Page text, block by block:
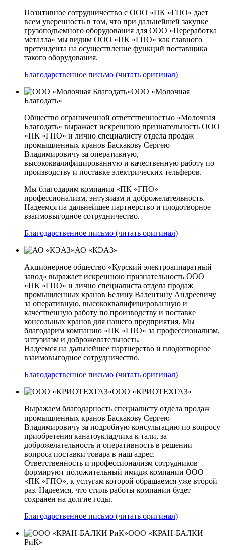
Позитивное сотрудничество с ООО «ПК «ГПО» дает
всем уверенность в том, что при дальнейшей закупке
грузоподъемного оборудования для ООО «Переработка
металла» мы видим ООО «ПК «ГПО» как главного
претендента на осуществление функций поставщика
такого оборудования.
Благодарственное письмо (читать оригинал)
ООО «Молочная
Благодать»
Общество ограниченной ответственностью «Молочная
Благодать» выражает искреннюю признательность ООО
«ПК «ГПО» и лично специалисту отдела продаж
промышленных кранов Баскакову Сергею
Владимировичу за оперативную,
высококвалифицированную и качественную работу по
производству и поставке электрических тельферов.
Мы благодарим компания «ПК «ГПО»
профессионализм, энтузиазм и доброжелательность.
Надеемся па дальнейшее партнерство и плодотворное
взаимовыгодное сотрудничество.
Благодарственное письмо (читать оригинал)
АО «КЭАЗ»
Акционерное общество «Курский электроаппаратный
завод» выражает искреннюю признательность ООО
«ПК «ГПО» и лично специалиста отдела продаж
промышленных кранов Белину Валентину Андреевичу
за оперативную, высококвалифицированную и
качественную работу по производству и поставке
консольных кранов для нашего предприятия. Мы
благодарим компанию «ПК «ГПО» за профессионализм,
энтузиазм и доброжелательность.
Надеемся на дальнейшее партнерство и плодотворное
взаимовыгодное сотрудничество.
Благодарственное письмо (читать оригинал)
ООО «КРИОТЕХГАЗ»
Выражаем благодарность специалисту отдела продаж
промышленных кранов Баскакову Сергею
Владимировичу за подробную консультацию по вопросу
приобретения канатоукладчика к тали, за
доброжелательность и оперативность в решении
вопроса поставки товара в наш адрес.
Ответственность и профессионализм сотрудников
формируют положительный имидж компании ООО
«ПК «ГПО», к услугам которой обращаемся уже второй
раз. Надеемся, что стиль работы компании будет
сохранен на долгие годы.
Благодарственное письмо (читать оригинал)
ООО «КРАН-БАЛКИ
РиК»